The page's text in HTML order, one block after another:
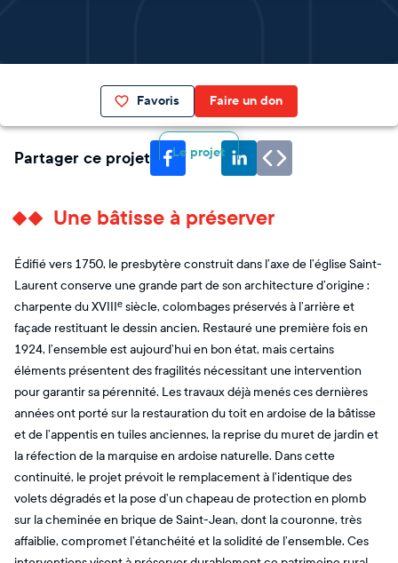
Favoris Faire un don
Le projet
Partager ce projet
Une bâtisse à préserver
Édifié vers 1750, le presbytère construit dans l’axe de l’église Saint-
Laurent conserve une grande part de son architecture d’origine :
charpente du XVIIIᵉ siècle, colombages préservés à l’arrière et
façade restituant le dessin ancien. Restauré une première fois en
1924, l’ensemble est aujourd’hui en bon état, mais certains
éléments présentent des fragilités nécessitant une intervention
pour garantir sa pérennité. Les travaux déjà menés ces dernières
années ont porté sur la restauration du toit en ardoise de la bâtisse
et de l’appentis en tuiles anciennes, la reprise du muret de jardin et
la réfection de la marquise en ardoise naturelle. Dans cette
continuité, le projet prévoit le remplacement à l’identique des
volets dégradés et la pose d’un chapeau de protection en plomb
sur la cheminée en brique de Saint-Jean, dont la couronne, très
affaiblie, compromet l’étanchéité et la solidité de l’ensemble. Ces